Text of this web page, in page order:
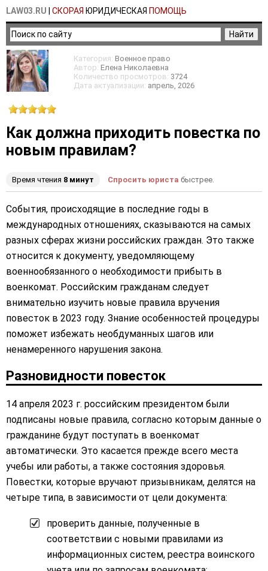
LAW03.RU СКОРАЯ ЮРИДИЧЕСКАЯ ПОМОЩЬ
Категория: Военное право
Автор: Елена Николаевна
Количество просмотров: 3724
Дата актуализации: апрель, 2026
Как должна приходить повестка по
новым правилам?
Время чтения 8 минут Спросить юриста быстрее.
События, происходящие в последние годы в
международных отношениях, сказываются на самых
разных сферах жизни российских граждан. Это также
относится к документу, уведомляющему
военнообязанного о необходимости прибыть в
военкомат. Российским гражданам следует
внимательно изучить новые правила вручения
повесток в 2023 году. Знание особенностей процедуры
поможет избежать необдуманных шагов или
ненамеренного нарушения закона.
Разновидности повесток
14 апреля 2023 г. российским президентом были
подписаны новые правила, согласно которым данные о
гражданине будут поступать в военкомат
автоматически. Это касается прежде всего места
учебы или работы, а также состояния здоровья.
Повестки, которые вручают призывникам, делятся на
четыре типа, в зависимости от цели документа:
проверить данные, полученные в
соответствии с новыми правилами из
информационных систем, реестра воинского